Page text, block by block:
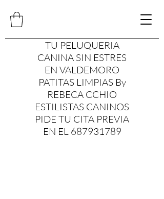
TU PELUQUERIA
CANINA SIN ESTRES
EN VALDEMORO
PATITAS LIMPIAS By
REBECA CCHIO
ESTILISTAS CANINOS
PIDE TU CITA PREVIA
EN EL 687931789